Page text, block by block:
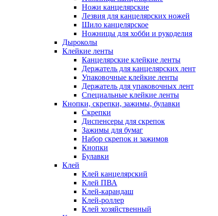
Ножи канцелярские
Лезвия для канцелярских ножей
Шило канцелярское
Ножницы для хобби и рукоделия
Дыроколы
Клейкие ленты
Канцелярские клейкие ленты
Держатель для канцелярских лент
Упаковочные клейкие ленты
Держатель для упаковочных лент
Специальные клейкие ленты
Кнопки, скрепки, зажимы, булавки
Скрепки
Диспенсеры для скрепок
Зажимы для бумаг
Набор скрепок и зажимов
Кнопки
Булавки
Клей
Клей канцелярский
Клей ПВА
Клей-карандаш
Клей-роллер
Клей хозяйственный